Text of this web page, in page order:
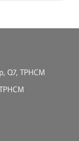
Q7, TPHCM